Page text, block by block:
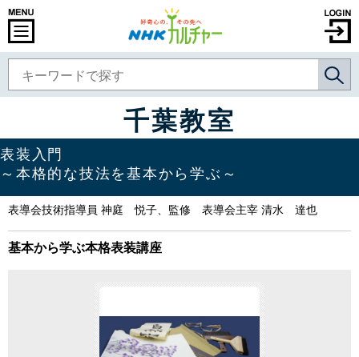
千葉教室
表装入門
～本格的な技法を基本から学ぶ～
表導会技術指導員 神庭 悦子、監修 表導会主宰 清水 達也
基本から学ぶ本格表装講座